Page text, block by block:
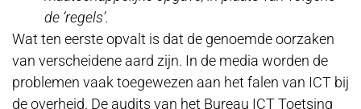
de ‘regels’.
Wat ten eerste opvalt is dat de genoemde oorzaken
van verscheidene aard zijn. In de media worden de
problemen vaak toegewezen aan het falen van ICT bij
de overheid. De audits van het Bureau ICT Toetsing